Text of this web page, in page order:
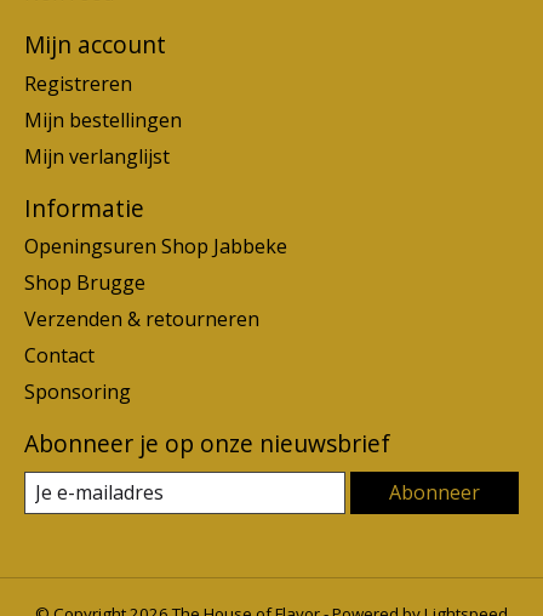
Mijn account
Registreren
Mijn bestellingen
Mijn verlanglijst
Informatie
Openingsuren Shop Jabbeke
Shop Brugge
Verzenden & retourneren
Contact
Sponsoring
Abonneer je op onze nieuwsbrief
Abonneer